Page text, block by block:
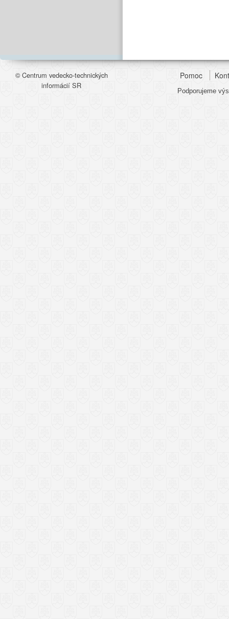
© Centrum vedecko-technických
informácií SR
Pomoc
Podporujeme